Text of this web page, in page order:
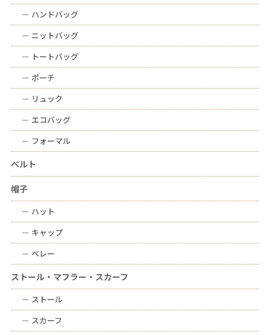
ー ハンドバッグ
ー ニットバッグ
ー トートバッグ
ー ポーチ
ー リュック
ー エコバッグ
ー フォーマル
ベルト
帽子
ー ハット
ー キャップ
ー ベレー
ストール・マフラー・スカーフ
ー ストール
ー スカーフ